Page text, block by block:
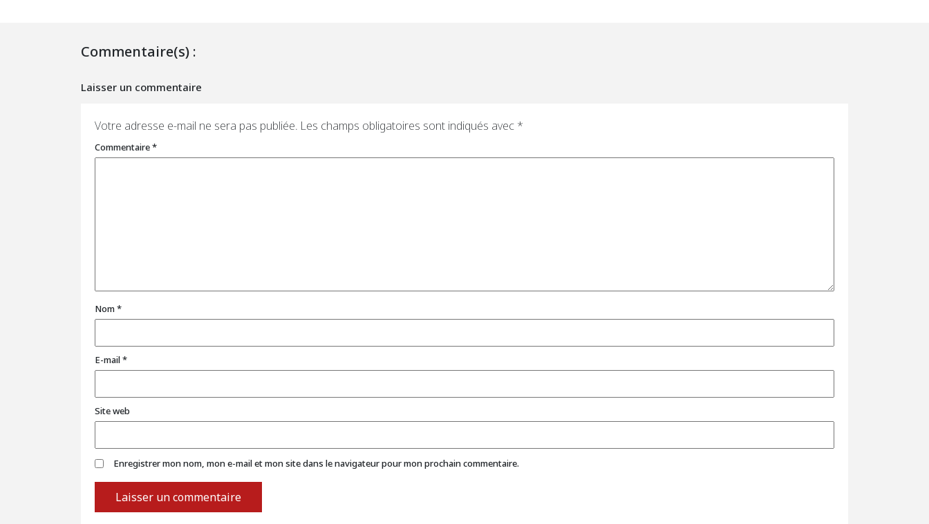
Commentaire(s) :
Laisser un commentaire
Votre adresse e-mail ne sera pas publiée. Les champs obligatoires sont indiqués avec *
Commentaire*
Nom*
E-mail*
Site web
Enregistrer mon nom, mon e-mail et mon site dans le navigateur pour mon prochain commentaire.